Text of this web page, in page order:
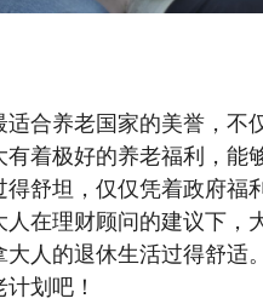
合养老国家的美誉，不
有着极好的养老福利，能
舒坦，仅仅凭着政府福
在理财顾问的建议下，
人的退休生活过得舒适
划吧！